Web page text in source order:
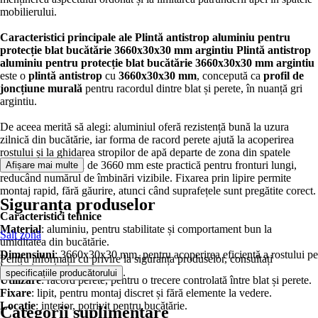
mobilierului.
Caracteristici principale ale Plintă antistrop aluminiu pentru
protecție blat bucătărie 3660x30x30 mm argintiu Plintă antistrop
aluminiu pentru protecție blat bucătărie 3660x30x30 mm argintiu
este o plintă antistrop cu 3660x30x30 mm, concepută ca profil de
joncțiune murală pentru racordul dintre blat și perete, în nuanță gri
argintiu.
De aceea merită să alegi: aluminiul oferă rezistență bună la uzura
zilnică din bucătărie, iar forma de racord perete ajută la acoperirea
rostului și la ghidarea stropilor de apă departe de zona din spatele
blatului. Lungimea de 3660 mm este practică pentru fronturi lungi,
reducând numărul de îmbinări vizibile. Fixarea prin lipire permite
montaj rapid, fără găurire, atunci când suprafețele sunt pregătite corect.
Caracteristici tehnice
Material: aluminiu, pentru stabilitate și comportament bun la
umiditatea din bucătărie.
Dimensiuni: 3660x30x30 mm, pentru acoperirea eficientă a rostului pe
lungimi mari.
Utilizare: racord perete, pentru o trecere controlată între blat și perete.
Fixare: lipit, pentru montaj discret și fără elemente la vedere.
Locație: interior, potrivit pentru bucătărie.
Afișare mai multe
Siguranța produselor
Salt zonă
Pentru informații cu privire la siguranța produselor, consultați
specificațiile producătorului .
Categorii suplimentare